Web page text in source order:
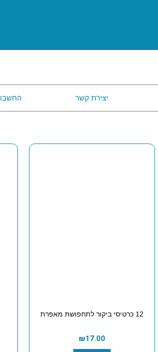
יצירת קשר
12 כרטיסי ביקור לתחפושת מאפרת
₪17.00